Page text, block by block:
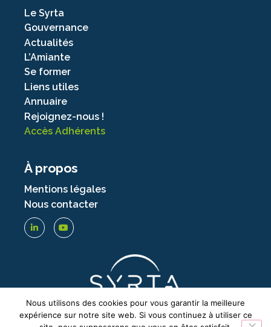
Le Syrta
Gouvernance
Actualités
L’Amiante
Se former
Liens utiles
Annuaire
Rejoignez-nous !
Accès Adhérents
À propos
Mentions légales
Nous contacter
Nous utilisons des cookies pour vous garantir la meilleure
expérience sur notre site web. Si vous continuez à utiliser ce